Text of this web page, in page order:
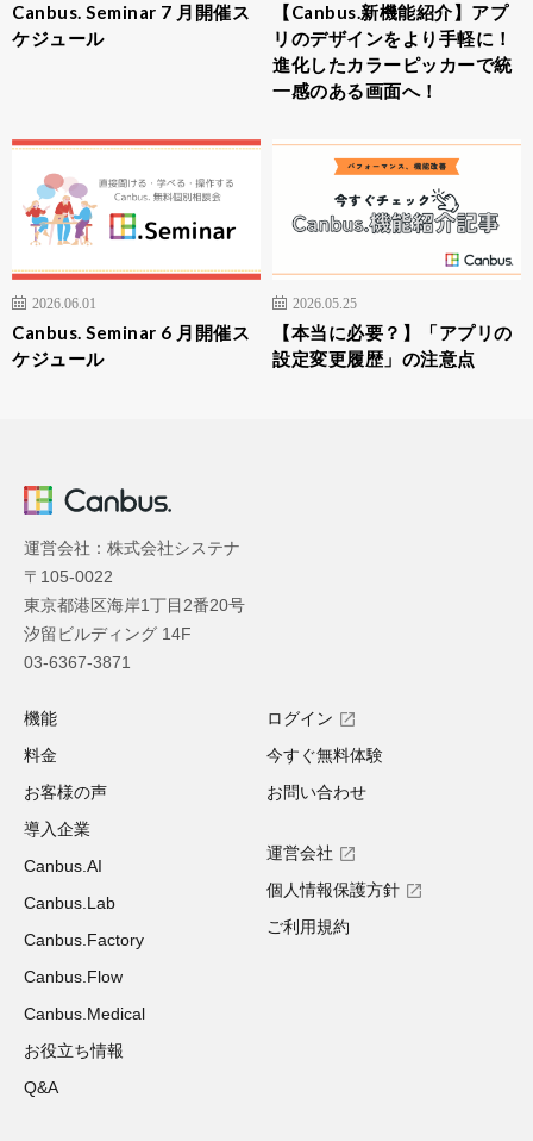
Canbus. Seminar 7 月開催ス
ケジュール
【Canbus.新機能紹介】アプ
リのデザインをより手軽に！
進化したカラーピッカーで統
一感のある画面へ！
2026.06.01
Canbus. Seminar 6 月開催ス
ケジュール
2026.05.25
【本当に必要？】「アプリの
設定変更履歴」の注意点
運営会社：株式会社システナ
〒105-0022
東京都港区海岸1丁目2番20号
汐留ビルディング 14F
03-6367-3871
機能
料金
お客様の声
導入企業
Canbus.AI
Canbus.Lab
Canbus.Factory
Canbus.Flow
Canbus.Medical
お役立ち情報
Q&A
ログイン
今すぐ無料体験
お問い合わせ
運営会社
個人情報保護方針
ご利用規約